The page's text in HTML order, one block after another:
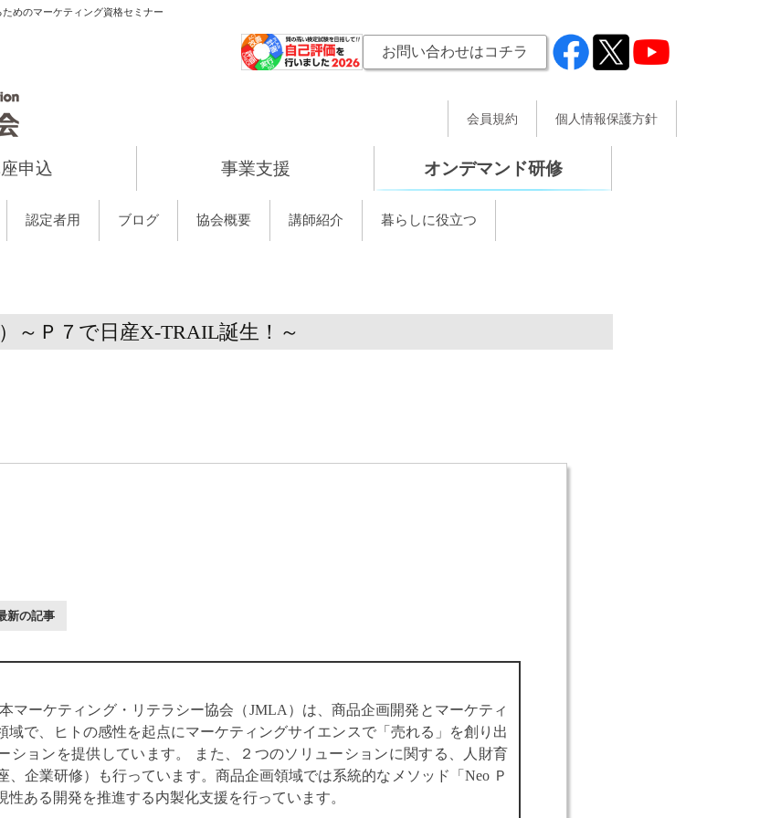
めのマーケティング資格セミナー
お問い合わせはコチラ
会員規約 個人情報保護方針
申込 事業支援 オンデマンド研修
認定者用 ブログ 協会概要 講師紹介 暮らしに役立つ
～Ｐ７で日産X-TRAIL誕生！～
新の記事
マーケティング・リテラシー協会（JMLA）は、商品企画開発とマーケティ
域で、ヒトの感性を起点にマーケティングサイエンスで「売れる」を創り出
ションを提供しています。 また、２つのソリューションに関する、人財育
、企業研修）も行っています。商品企画領域では系統的なメソッド「Neo Ｐ
性ある開発を推進する内製化支援を行っています。